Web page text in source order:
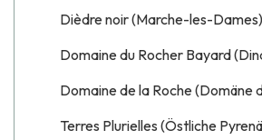
Dièdre noir (Marche-les-Dames)
Domaine du Rocher Bayard
Domaine de la Roche (Domäne
Terres Plurielles (Östliche